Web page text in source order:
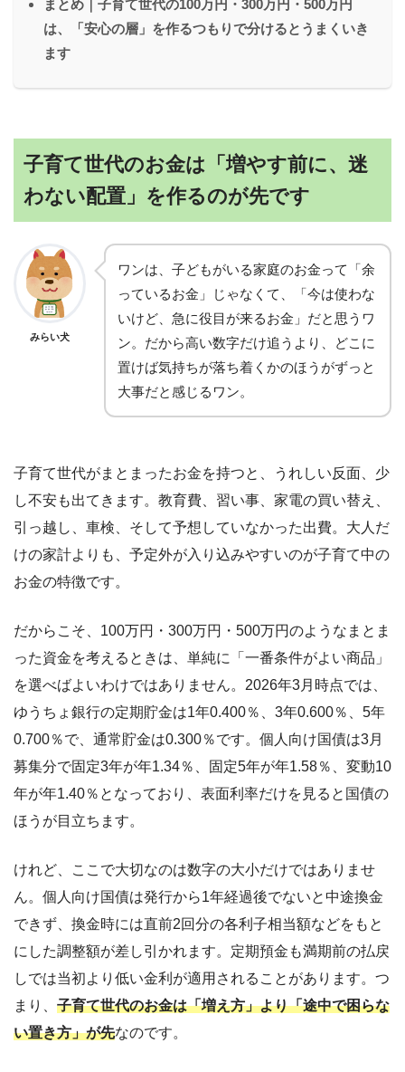
まとめ｜子育て世代の100万円・300万円・500万円
は、「安心の層」を作るつもりで分けるとうまくいき
ます
子育て世代のお金は「増やす前に、迷
わない配置」を作るのが先です
みらい犬
ワンは、子どもがいる家庭のお金って「余
っているお金」じゃなくて、「今は使わな
いけど、急に役目が来るお金」だと思うワ
ン。だから高い数字だけ追うより、どこに
置けば気持ちが落ち着くかのほうがずっと
大事だと感じるワン。
子育て世代がまとまったお金を持つと、うれしい反面、少
し不安も出てきます。教育費、習い事、家電の買い替え、
引っ越し、車検、そして予想していなかった出費。大人だ
けの家計よりも、予定外が入り込みやすいのが子育て中の
お金の特徴です。
だからこそ、100万円・300万円・500万円のようなまとま
った資金を考えるときは、単純に「一番条件がよい商品」
を選べばよいわけではありません。2026年3月時点では、
ゆうちょ銀行の定期貯金は1年0.400％、3年0.600％、5年
0.700％で、通常貯金は0.300％です。個人向け国債は3月
募集分で固定3年が年1.34％、固定5年が年1.58％、変動10
年が年1.40％となっており、表面利率だけを見ると国債の
ほうが目立ちます。
けれど、ここで大切なのは数字の大小だけではありませ
ん。個人向け国債は発行から1年経過後でないと中途換金
できず、換金時には直前2回分の各利子相当額などをもと
にした調整額が差し引かれます。定期預金も満期前の払戻
しでは当初より低い金利が適用されることがあります。つ
まり、 子育て世代のお金は「増え方」より「途中で困らな
い置き方」が先なのです。